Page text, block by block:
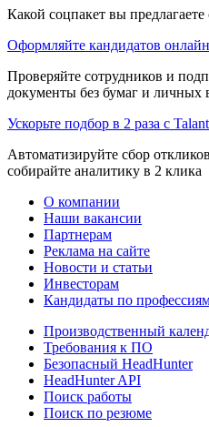
Какой соцпакет вы
Оформляйте кандидатов онлайн
Проверяйте сотрудников и
документы без бумаг и личных
Ускорьте подбор в 2 раза с
Автоматизируйте сбор
собирайте аналитику в 2 клика
О компании
Наши вакансии
Партнерам
Реклама на сайте
Новости и статьи
Инвесторам
Кандидаты по
Производственный
Требования к ПО
Безопасный HeadHunter
HeadHunter API
Поиск работы
Поиск по резюме